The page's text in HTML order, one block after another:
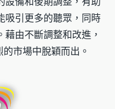
吸引更多的聽眾，同時
由不斷調整和改進，
市場中脫穎而出。